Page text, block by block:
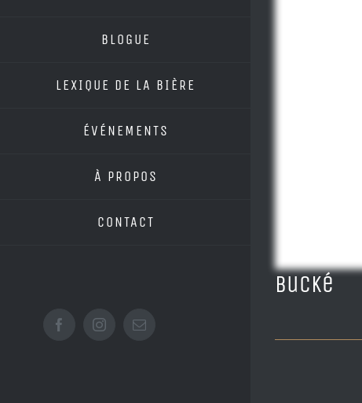
BLOGUE
LEXIQUE DE LA BIÈRE
ÉVÉNEMENTS
À PROPOS
CONTACT
FacebookInstagramEmail
Bucké